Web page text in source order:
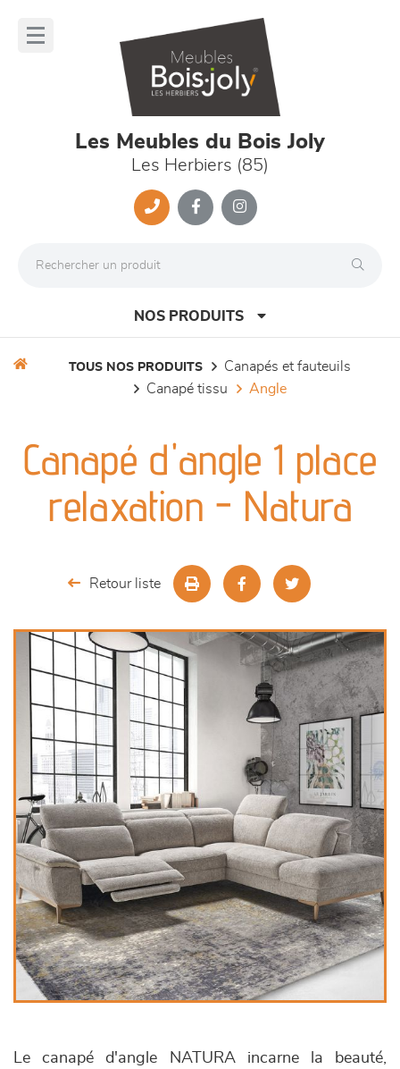
Les Meubles du Bois Joly
Les Herbiers (85)
NOS PRODUITS
séjours
meubles de complément
décoration
TOUS NOS PRODUITS
canapés et fauteuils
canapé tissu
angle
Canapé d'angle 1 place
relaxation - Natura
Retour liste
Le canapé d'angle NATURA incarne la beauté,